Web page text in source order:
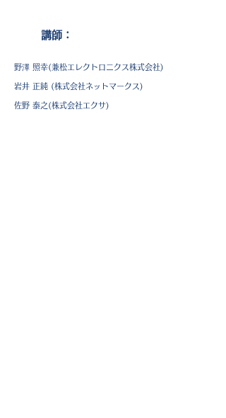
講師：
野澤 照幸(兼松エレクトロニクス株式会社)
岩井 正純 (株式会社ネットマークス)
佐野 泰之(株式会社エクサ)